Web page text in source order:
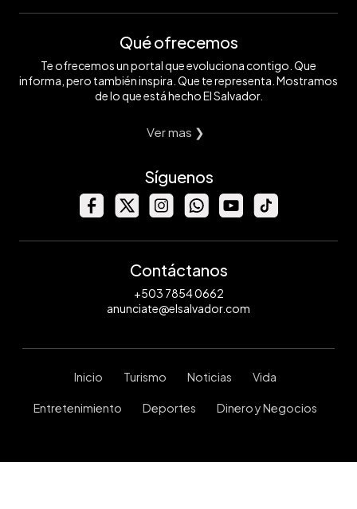
Qué ofrecemos
Te ofrecemos un portal que evoluciona contigo. Que
informa, pero también inspira. Que te representa. Mostramos
de lo que está hecho El Salvador.
Ver mas ❯
Síguenos
Contáctanos
+503 7854 0662
anunciate@elsalvador.com
Inicio Turismo Noticias Vida
Entretenimiento Deportes Dinero y Negocios